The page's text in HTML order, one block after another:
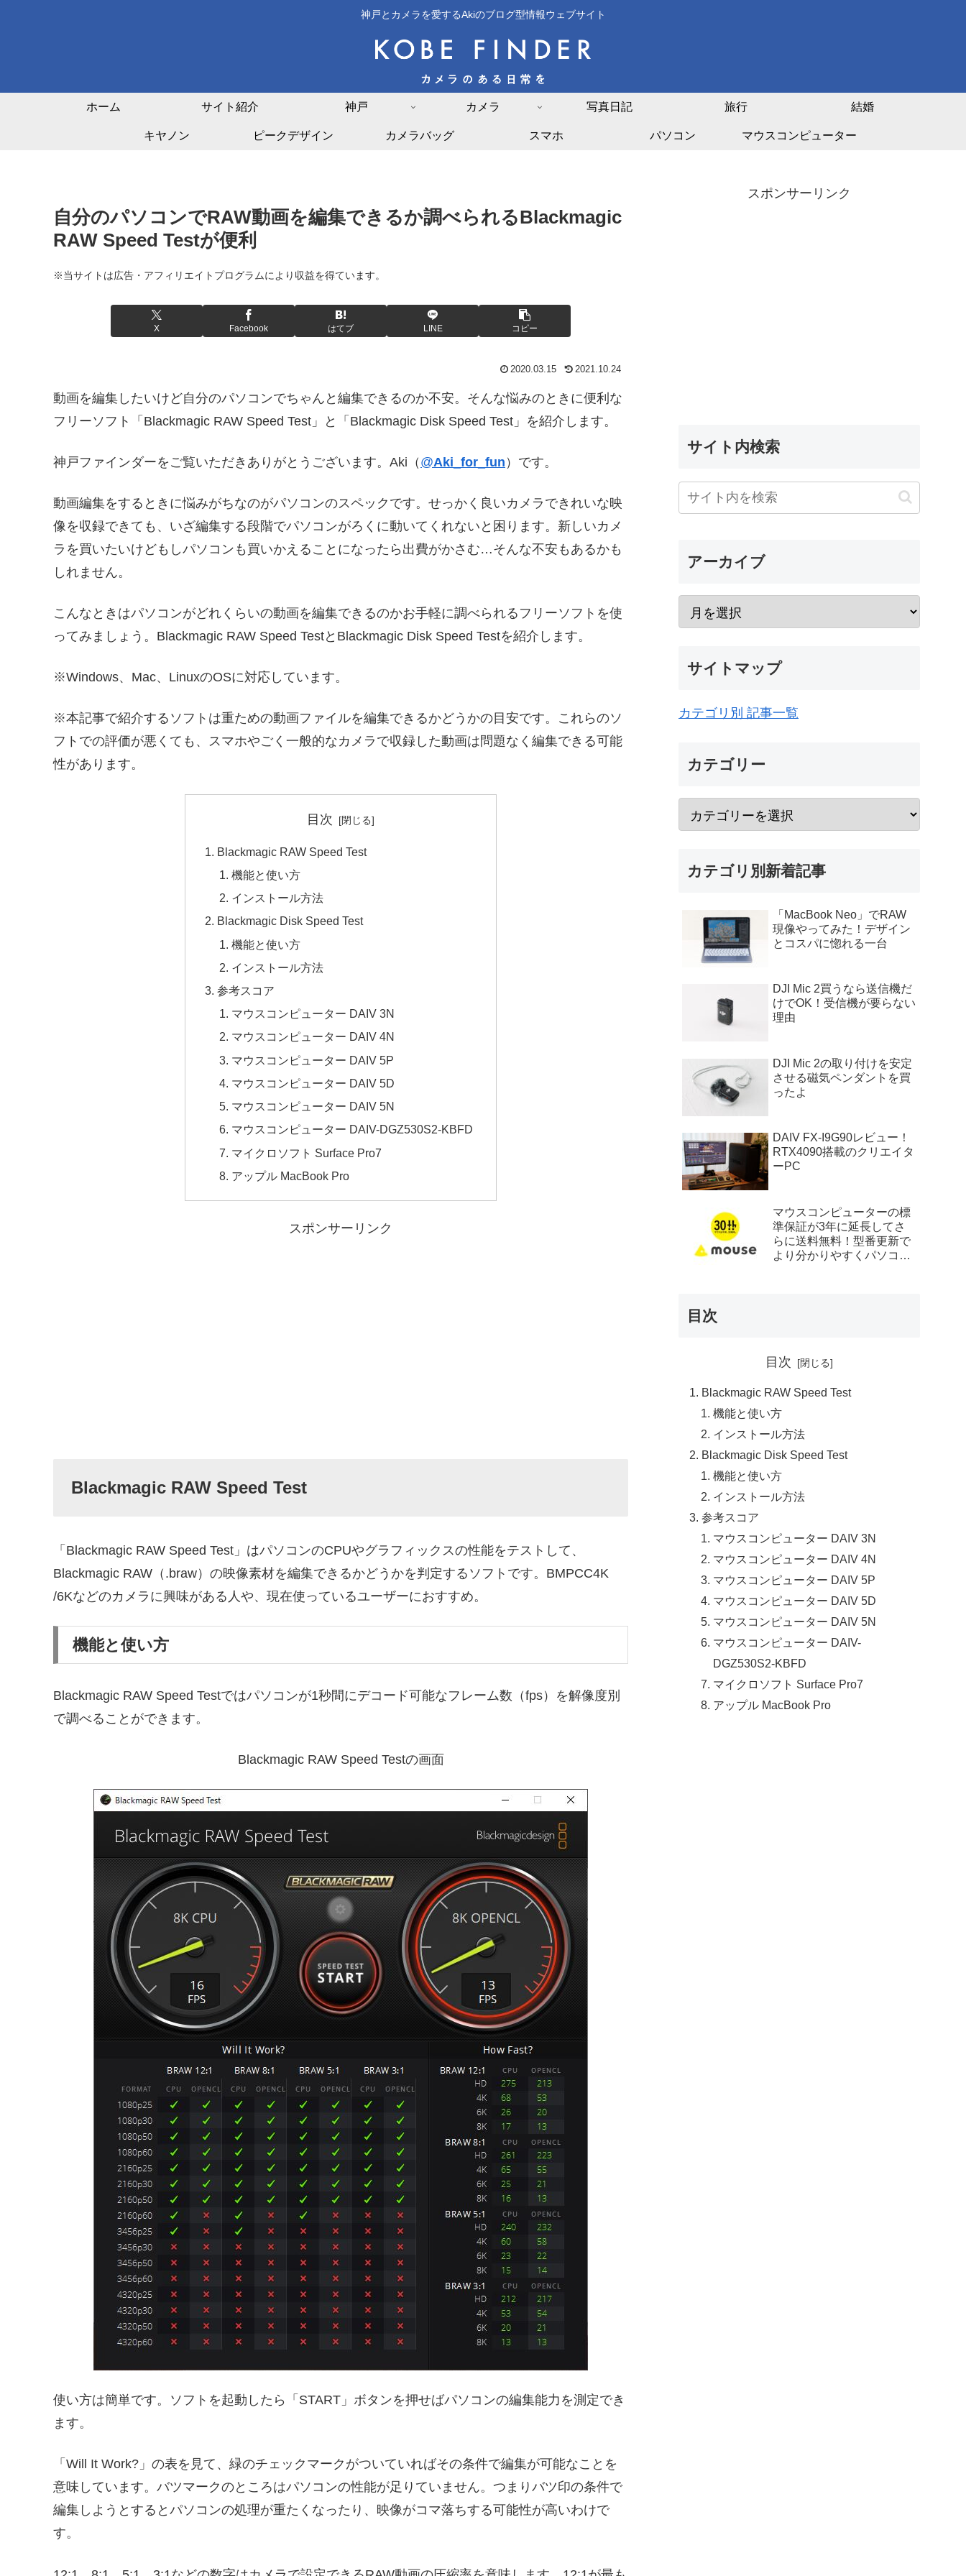
神戸とカメラを愛するAkiのブログ型情報ウェブサイト
ホーム サイト紹介 神戸 カメラ 写真日記 旅行 結婚
キヤノン ピークデザイン カメラバッグ スマホ パソコン マウスコンピューター
自分のパソコンでRAW動画を編集できるか調べられるBlackmagic
RAW Speed Testが便利
※当サイトは広告・アフィリエイトプログラムにより収益を得ています。
X Facebook はてブ LINE コピー
2020.03.15 2021.10.24
動画を編集したいけど自分のパソコンでちゃんと編集できるのか不安。そんな悩みのときに便利な
フリーソフト「Blackmagic RAW Speed Test」と「Blackmagic Disk Speed Test」を紹介します。
神戸ファインダーをご覧いただきありがとうございます。Aki（ @Aki_for_fun ）です。
動画編集をするときに悩みがちなのがパソコンのスペックです。せっかく良いカメラできれいな映
像を収録できても、いざ編集する段階でパソコンがろくに動いてくれないと困ります。新しいカメ
ラを買いたいけどもしパソコンも買いかえることになったら出費がかさむ…そんな不安もあるかも
しれません。
こんなときはパソコンがどれくらいの動画を編集できるのかお手軽に調べられるフリーソフトを使
ってみましょう。Blackmagic RAW Speed TestとBlackmagic Disk Speed Testを紹介します。
※Windows、Mac、LinuxのOSに対応しています。
※本記事で紹介するソフトは重ための動画ファイルを編集できるかどうかの目安です。これらのソ
フトでの評価が悪くても、スマホやごく一般的なカメラで収録した動画は問題なく編集できる可能
性があります。
目次
Blackmagic RAW Speed Test
機能と使い方
インストール方法
Blackmagic Disk Speed Test
機能と使い方
インストール方法
参考スコア
マウスコンピューター DAIV 3N
マウスコンピューター DAIV 4N
マウスコンピューター DAIV 5P
マウスコンピューター DAIV 5D
マウスコンピューター DAIV 5N
マウスコンピューター DAIV-DGZ530S2-KBFD
マイクロソフト Surface Pro7
アップル MacBook Pro
スポンサーリンク
Blackmagic RAW Speed Test
「Blackmagic RAW Speed Test」はパソコンのCPUやグラフィックスの性能をテストして、
Blackmagic RAW（.braw）の映像素材を編集できるかどうかを判定するソフトです。BMPCC4K
/6Kなどのカメラに興味がある人や、現在使っているユーザーにおすすめ。
機能と使い方
Blackmagic RAW Speed Testではパソコンが1秒間にデコード可能なフレーム数（fps）を解像度別
で調べることができます。
Blackmagic RAW Speed Testの画面
使い方は簡単です。ソフトを起動したら「START」ボタンを押せばパソコンの編集能力を測定でき
ます。
「Will It Work?」の表を見て、緑のチェックマークがついていればその条件で編集が可能なことを
意味しています。バツマークのところはパソコンの性能が足りていません。つまりバツ印の条件で
編集しようとするとパソコンの処理が重たくなったり、映像がコマ落ちする可能性が高いわけで
す。
スポンサーリンク
サイト内検索
アーカイブ
サイトマップ
カテゴリ別 記事一覧
カテゴリー
カテゴリ別新着記事
「MacBook Neo」でRAW
現像やってみた！デザイン
とコスパに惚れる一台
DJI Mic 2買うなら送信機だ
けでOK！受信機が要らない
理由
DJI Mic 2の取り付けを安定
させる磁気ペンダントを買
ったよ
DAIV FX-I9G90レビュー！
RTX4090搭載のクリエイタ
ーPC
マウスコンピューターの標
準保証が3年に延長してさ
らに送料無料！型番更新で
より分かりやすくパソコン
目次
目次
Blackmagic RAW Speed Test
機能と使い方
インストール方法
Blackmagic Disk Speed Test
機能と使い方
インストール方法
参考スコア
マウスコンピューター DAIV 3N
マウスコンピューター DAIV 4N
マウスコンピューター DAIV 5P
マウスコンピューター DAIV 5D
マウスコンピューター DAIV 5N
マウスコンピューター DAIV-
DGZ530S2-KBFD
マイクロソフト Surface Pro7
アップル MacBook Pro